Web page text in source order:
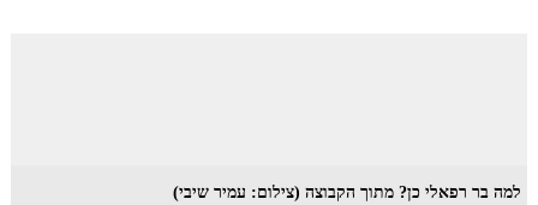
למה בר רפאלי כן? מתוך הקבוצה (צילום: עמיר שיבי)